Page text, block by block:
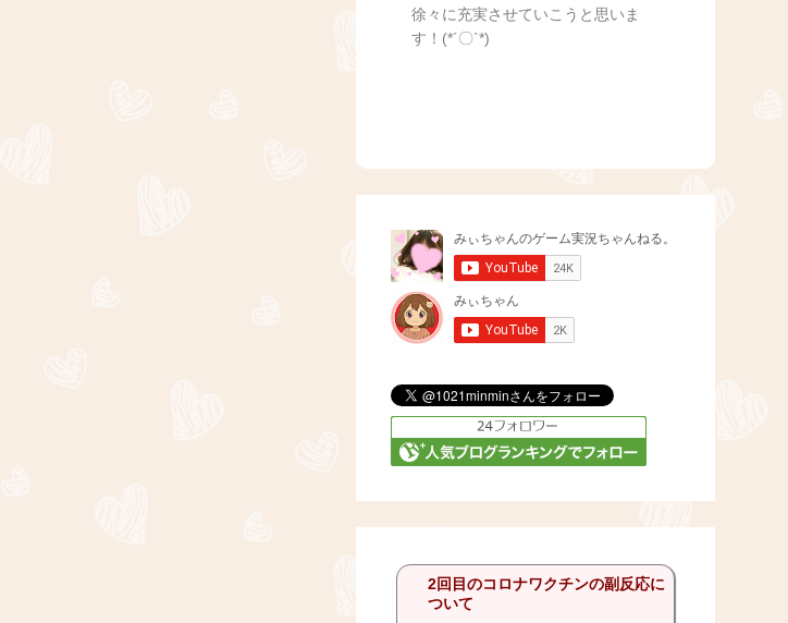
徐々に充実させていこうと思いま
す！(*´〇`*)
2回目のコロナワクチンの副反応に
ついて